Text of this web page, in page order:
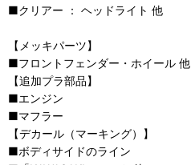
■クリアー ： ヘッドライト 他
【メッキパーツ】
■フロントフェンダー・ホイール 他
【追加プラ部品】
■エンジン
■マフラー
【デカール（マーキング）】
■ボディサイドのライン